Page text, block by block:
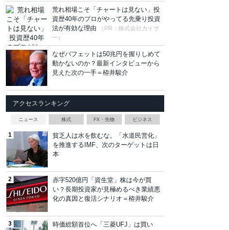
荒れ相場こそ「チャートは見ない」投
資歴40年のプロがやってる先乗り投資
法が有効な理由
（PR：株式会社カイザ
ー）
なぜバフェットは50兆円を握りしめて
動かないのか？最新インタビューから
見えた次の一手＝栫井駿介
アクセスランキング
ニュース 株式 FX・先物 ビジネス
貧乏人は水を飲むな。「水道民営化」
を推進するIMF、次のターゲットは日
本
赤字520億円「資生堂」株は今が買
い？長期投資家が見極めるべき業績悪
化の真因と復活シナリオ＝栫井駿介
時価総額首位へ「三菱UFJ」は買い